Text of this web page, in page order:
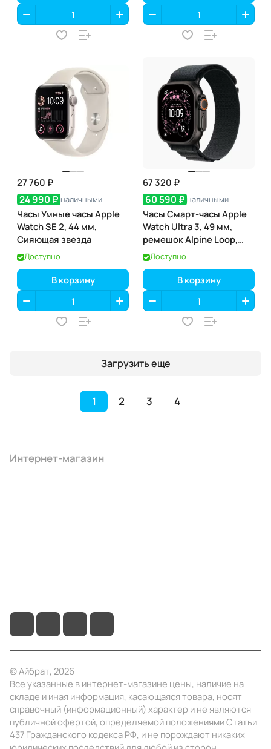
27 760 ₽
24 990 ₽ наличными
Часы Умные часы Apple
Watch SE 2, 44 мм,
Сияющая звезда
Доступно
В корзину
67 320 ₽
60 590 ₽ наличными
Часы Смарт-часы Apple
Watch Ultra 3, 49 мм,
ремешок Alpine Loop,
Чёрный титан / Black
Titanium
Доступно
В корзину
Загрузить еще
1 2 3 4
Интернет-магазин
© Айбрат, 2026
Все указанные в интернет-магазине цены, наличие на
складе и иная информация, касающаяся товара, носят
справочный (информационный) характер и не являются
публичной офертой, определяемой положениями Статьи
437 Гражданского кодекса РФ, и не порождают никаких